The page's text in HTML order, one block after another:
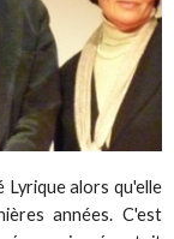
Lyrique alors qu'elle
années. C'est